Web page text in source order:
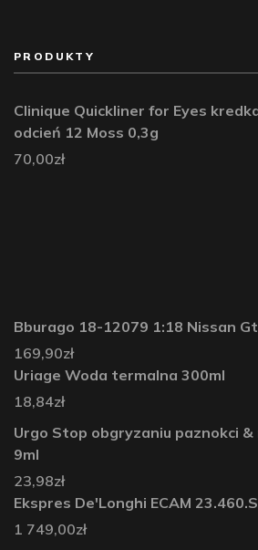
PRODUKTY
Clinique Quickliner for Eyes
odcień 12 Moss 0,3g
70,00zł
Bburago 18-12079 1:18 Nissan
169,90zł
Uriage Woda termalna 300ml
18,84zł
Urgo Stop obgryzaniu paznokci
9ml
23,98zł
Ekspres De'Longhi ECAM 23.460.S
1 749,00zł